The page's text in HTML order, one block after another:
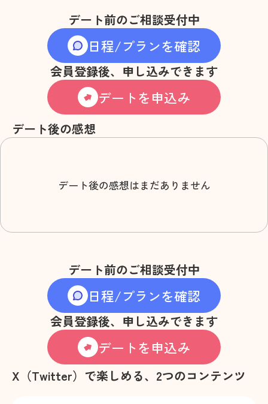
デート前のご相談受付中
日程/プランを確認
会員登録後、申し込みできます
デートを申込み
デート後の感想
デート後の感想はまだありません
デート前のご相談受付中
日程/プランを確認
会員登録後、申し込みできます
デートを申込み
X（Twitter）で楽しめる、2つのコンテンツ